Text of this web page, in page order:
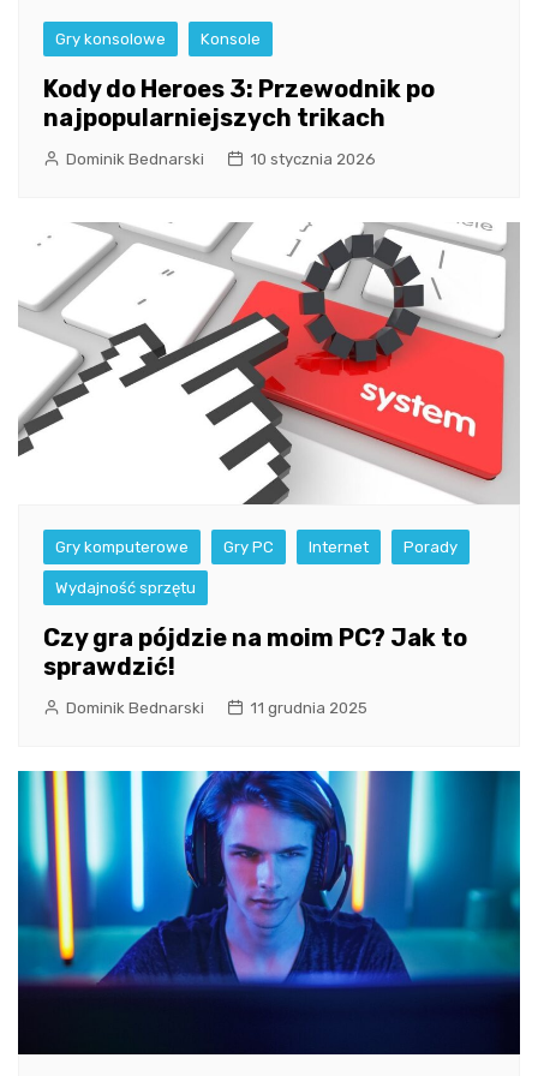
Gry konsolowe Konsole
Kody do Heroes 3: Przewodnik po
najpopularniejszych trikach
Dominik Bednarski 10 stycznia 2026
Gry komputerowe Gry PC Internet Porady
Wydajność sprzętu
Czy gra pójdzie na moim PC? Jak to
sprawdzić!
Dominik Bednarski 11 grudnia 2025